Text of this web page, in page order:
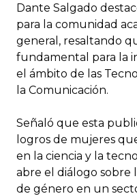
Dante Salgado
para la comunidad
general, resaltando
fundamental para la
el ámbito de las
la Comunicación.
Señaló que esta
logros de mujeres
en la ciencia y la
abre el diálogo sobre
de género en un